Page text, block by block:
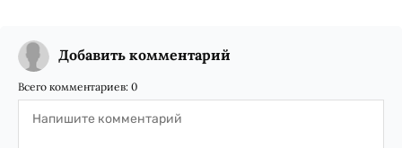
Добавить комментарий
Всего комментариев: 0